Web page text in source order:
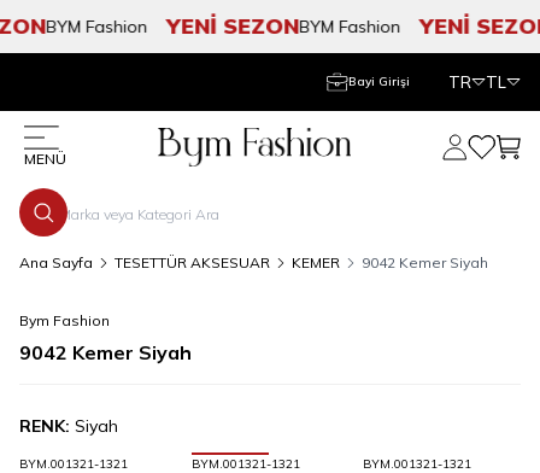
BYM Fashion YENİ SEZONBYM Fashion YENİ SEZON
Bayi Girişi TR TL
MENÜ
Hesabım
Ana Sayfa TESETTÜR AKSESUAR KEMER 9042 Kemer Siyah
Bym Fashion
9042 Kemer Siyah
RENK: Siyah
BYM.001321-1321 BYM.001321-1321 BYM.001321-1321